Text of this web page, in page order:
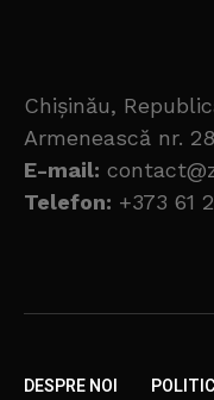
Chișinău,
Armenească nr.
E-mail:
Telefon: +373 61
DESPRE NOI